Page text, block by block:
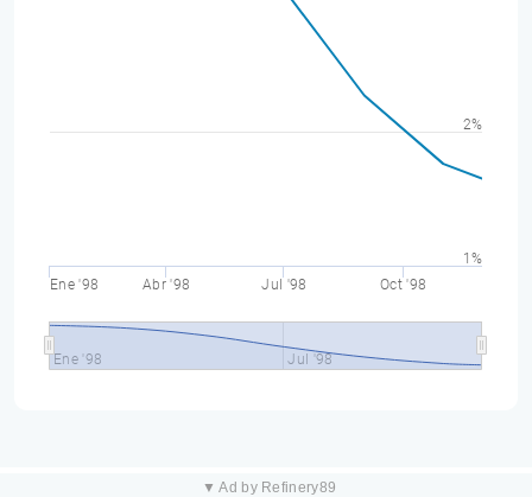
Ene '98 Abr '98 Jul '98 Oct '98
Ene '98 Jul '98
1%
2%
▼ Ad by Refinery89